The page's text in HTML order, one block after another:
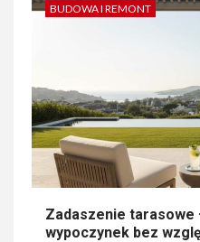
BUDOWA I REMONT
Zadaszenie
wypoczynek bez